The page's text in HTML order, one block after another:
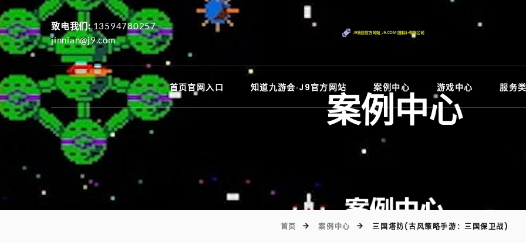
致电我们: 13594780257
jinnian@j9.com
首页官网入口 知道九游会·J9官方网站 案例中心 游戏中心 服务
案例中心
首页 案例中心 三国塔防(古风策略手游：三国保卫战)